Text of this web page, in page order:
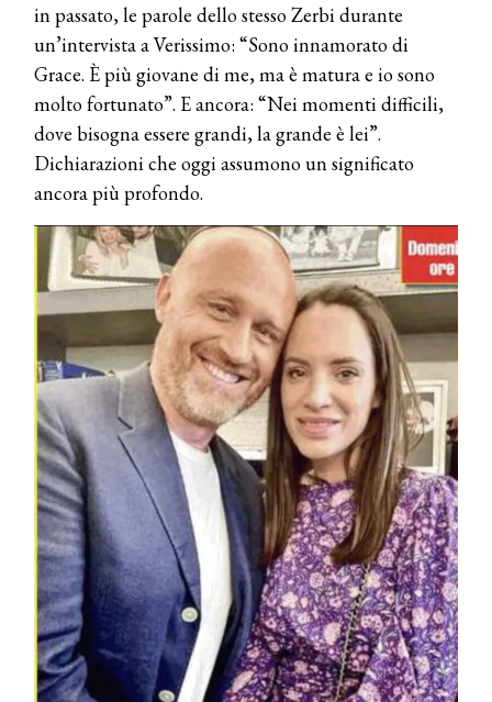
in passato, le parole dello stesso Zerbi durante
un’intervista a Verissimo: “Sono innamorato di
Grace. È più giovane di me, ma è matura e io sono
molto fortunato”. E ancora: “Nei momenti difficili,
dove bisogna essere grandi, la grande è lei”.
Dichiarazioni che oggi assumono un significato
ancora più profondo.